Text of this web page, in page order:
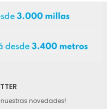
novedades!